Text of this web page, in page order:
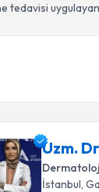
tedavisi
Uzm.
İstanbul,